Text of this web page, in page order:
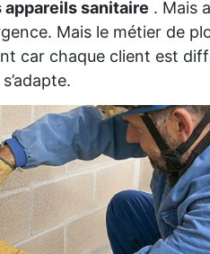
sanitaire . Mais
Mais le métier de
car chaque client est
s’adapte.